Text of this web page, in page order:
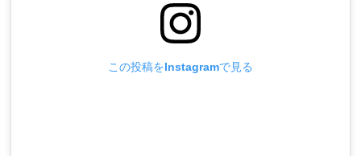
この投稿をInstagramで見る